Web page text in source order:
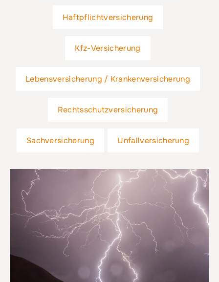
Haftpflichtversicherung
Kfz-Versicherung
Lebensversicherung / Krankenversicherung
Rechtsschutzversicherung
Sachversicherung Unfallversicherung